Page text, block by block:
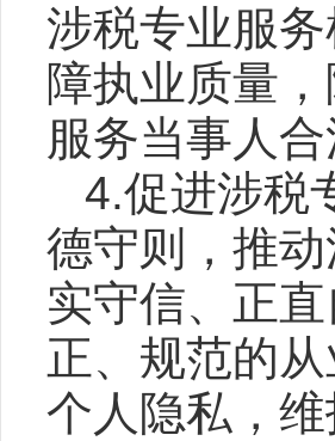
涉税专业服
障执业质量
服务当事人合
4.促进涉税
德守则，推
实守信、正
正、规范的
个人隐私，